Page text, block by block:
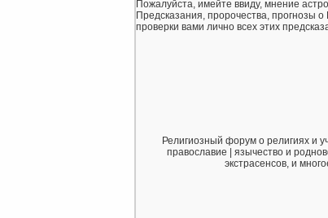
Пожалуйста, имейте ввиду, мнение
Предсказания, пророчества, прогнозы
проверки вами лично всех этих
Религиозный форум о религиях и
православие | язычество и
экстрасенсов, и